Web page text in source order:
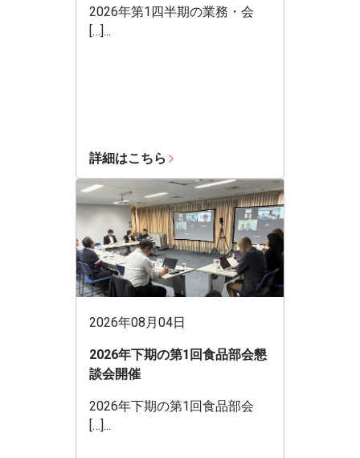
2026年第1四半期の業務・会
[…]...
詳細はこちら
2026年08月04日
2026年下期の第1回食品部会懇
談会開催
2026年下期の第1回食品部会
[…]...